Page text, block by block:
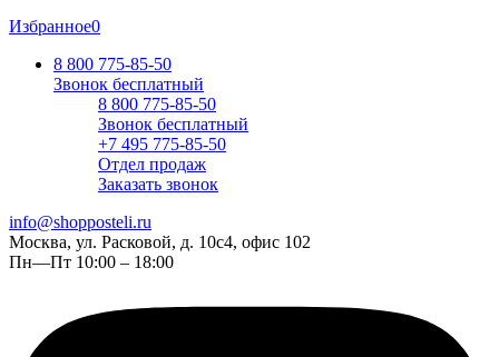
Избранное0
8 800 775-85-50
Звонок бесплатный
8 800 775-85-50
Звонок бесплатный
+7 495 775-85-50
Отдел продаж
Заказать звонок
info@shopposteli.ru
Москва, ул. Расковой, д. 10с4, офис 102
Пн—Пт 10:00 – 18:00